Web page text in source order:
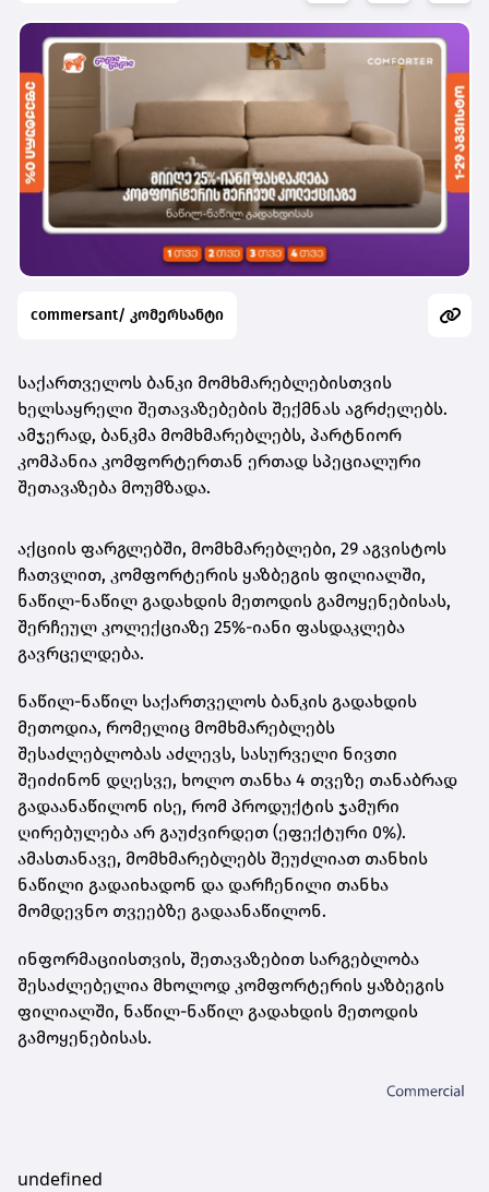
commersant/ კომერსანტი
საქართველოს ბანკი მომხმარებლებისთვის
ხელსაყრელი შეთავაზებების შექმნას აგრძელებს.
ამჯერად, ბანკმა მომხმარებლებს, პარტნიორ
კომპანია კომფორტერთან ერთად სპეციალური
შეთავაზება მოუმზადა.
აქციის ფარგლებში, მომხმარებლები, 29 აგვისტოს
ჩათვლით, კომფორტერის ყაზბეგის ფილიალში,
ნაწილ-ნაწილ გადახდის მეთოდის გამოყენებისას,
შერჩეულ კოლექციაზე 25%-იანი ფასდაკლება
გავრცელდება.
ნაწილ-ნაწილ საქართველოს ბანკის გადახდის
მეთოდია, რომელიც მომხმარებლებს
შესაძლებლობას აძლევს, სასურველი ნივთი
შეიძინონ დღესვე, ხოლო თანხა 4 თვეზე თანაბრად
გადაანაწილონ ისე, რომ პროდუქტის ჯამური
ღირებულება არ გაუძვირდეთ (ეფექტური 0%).
ამასთანავე, მომხმარებლებს შეუძლიათ თანხის
ნაწილი გადაიხადონ და დარჩენილი თანხა
მომდევნო თვეებზე გადაანაწილონ.
ინფორმაციისთვის, შეთავაზებით სარგებლობა
შესაძლებელია მხოლოდ კომფორტერის ყაზბეგის
ფილიალში, ნაწილ-ნაწილ გადახდის მეთოდის
გამოყენებისას.
undefined